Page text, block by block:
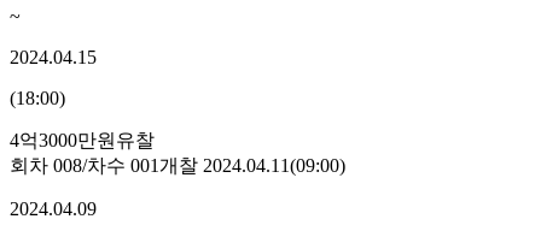
~
2024.04.15
(18:00)
4억3000만원 유찰
회차 008/차수 001개찰 2024.04.11(09:00)
2024.04.09